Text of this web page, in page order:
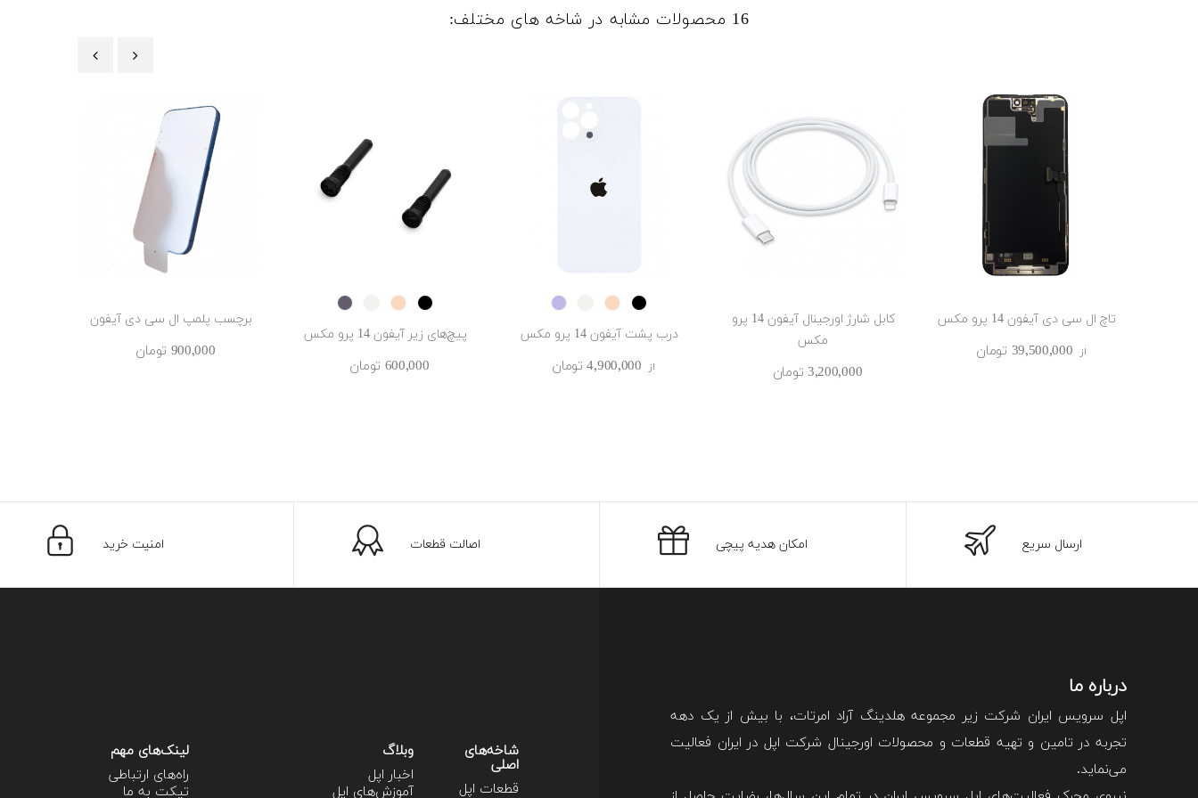
16 محصولات مشابه در شاخه های مختلف:
تاچ ال سی دی آیفون 14 پرو مکس
از 39٬500٬000 ‎تومان
کابل شارژ اورجینال آیفون 14 پرو
مکس
3٬200٬000 ‎تومان
Black
GOLD
SILVER
Purple
درب پشت آیفون 14 پرو مکس
از 4٬900٬000 ‎تومان
Black
GOLD
SILVER
Deep
پیچ‌های زیر آیفون 14 پرو مکس
600٬000 ‎تومان
برچسب پلمپ ال سی دی آیفون
900٬000 ‎تومان
ارسال سریع امکان هدیه پیچی اصالت قطعات امنیت خرید
درباره ما
اپل سرویس ایران شرکت زیر مجموعه هلدینگ آراد امرتات، با بیش از یک دهه
تجربه در تامین و تهیه قطعات و محصولات اورجینال شرکت اپل در ایران فعالیت
می‌نماید.
شاخه‌های
اصلی
قطعات اپل
وبلاگ
اخبار اپل
آموزش‌‌های اپل
لینک‌های مهم
راه‌های ارتباطی
تیکت به ما